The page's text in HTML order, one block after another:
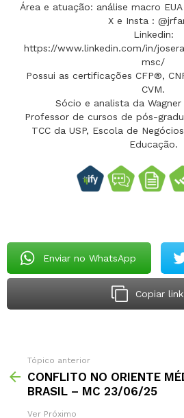
Área e atuação: análise macro
X e Insta :
Linkedin:
https://www.linkedin.com/in/
msc/
Possui as certificações CFP®,
CVM.
Sócio e analista da
Professor de cursos de pós-
TCC da USP, Escola de
Educação.
Enviar no WhatsApp
Copiar link
Tópico anterior
CONFLITO NO ORIENTE
BRASIL – MC 23/06/25
Ver Próximo